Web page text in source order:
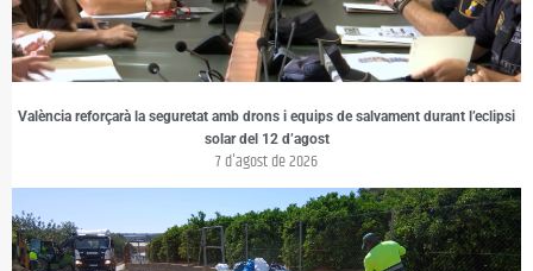
València reforçarà la seguretat amb drons i equips de salvament durant l’eclipsi
solar del 12 d’agost
7 d'agost de 2026